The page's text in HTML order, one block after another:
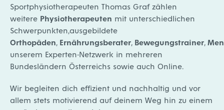
Sportphysiotherapeuten Thomas Graf zählen
weitere Physiotherapeuten mit unterschiedlichen
Schwerpunkten,ausgebildete
Orthopäden, Ernährungsberater, Bewegungstrainer,
unserem Experten-Netzwerk in mehreren
Bundesländern Österreichs sowie auch Online.
Wir begleiten dich effizient und nachhaltig und vor
allem stets motivierend auf deinem Weg hin zu einem